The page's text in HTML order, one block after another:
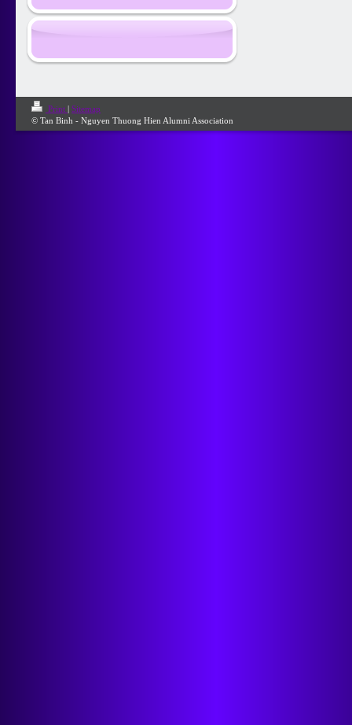
Print | Sitemap
© Tan Binh - Nguyen Thuong Hien Alumni Association